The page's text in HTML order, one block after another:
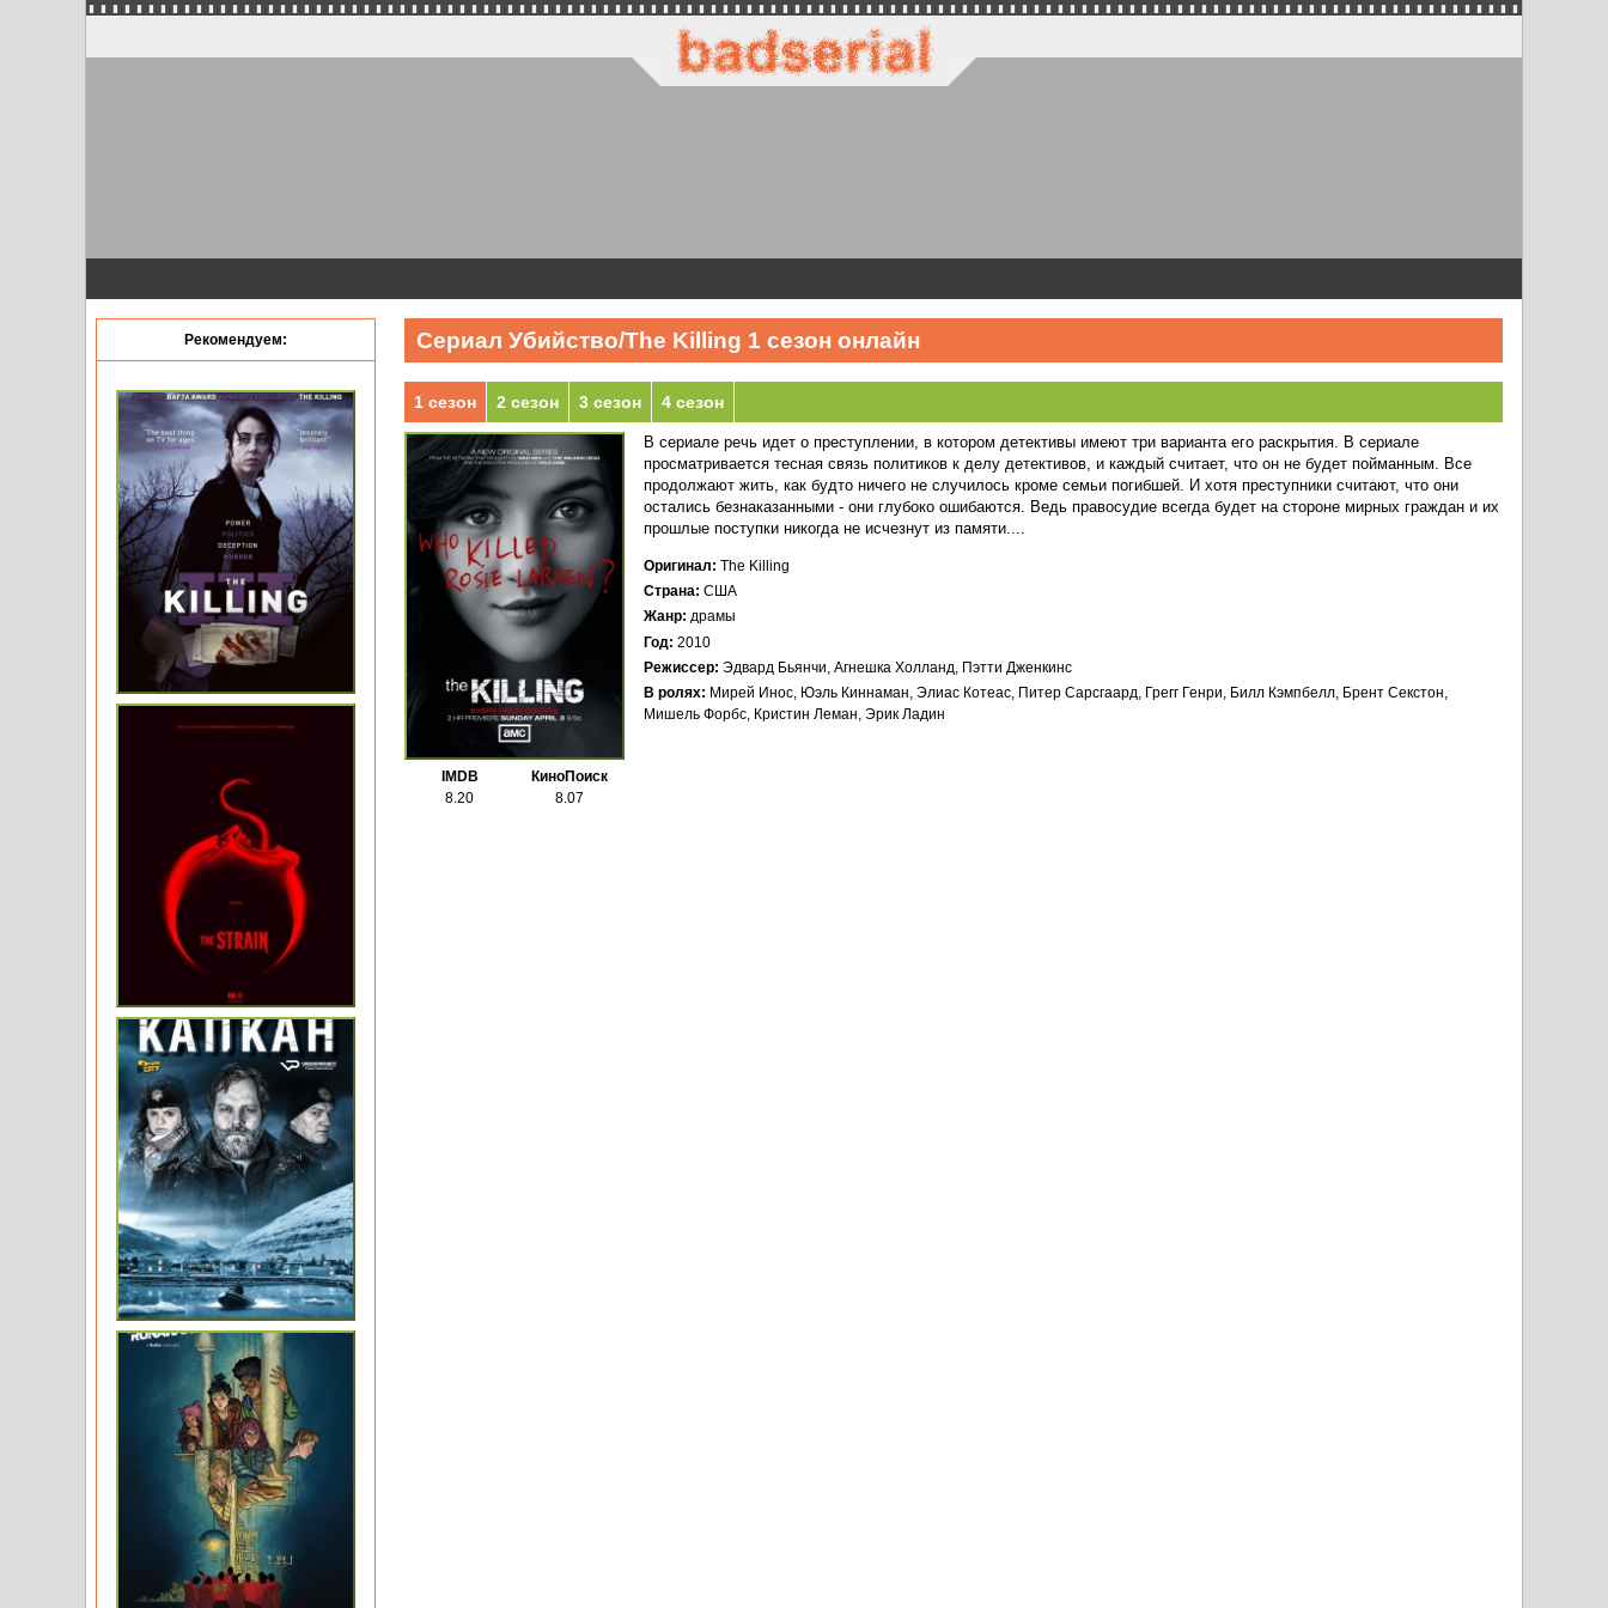
Сериал Убийство/The Killing 1 сезон онлайн
1 сезон 2 сезон 3 сезон 4 сезон
IMDB
8.20
КиноПоиск
8.07
В сериале речь идет о преступлении, в котором детективы имеют три варианта его раскрытия. В сериале
просматривается тесная связь политиков к делу детективов, и каждый считает, что он не будет пойманным. Все
продолжают жить, как будто ничего не случилось кроме семьи погибшей. И хотя преступники считают, что они
остались безнаказанными - они глубоко ошибаются. Ведь правосудие всегда будет на стороне мирных граждан и их
прошлые поступки никогда не исчезнут из памяти....
Оригинал The Killing
Страна США
Жанр драмы
Год 2010
Режиссер Эдвард Бьянчи Агнешка Холланд Пэтти Дженкинс
В ролях
Мирей Инос, Юэль Киннаман, Элиас Котеас, Питер Сарсгаард, Грегг Генри, Билл Кэмпбелл, Брент Секстон,
Мишель Форбс, Кристин Леман, Эрик Ладин
Рекомендуем: